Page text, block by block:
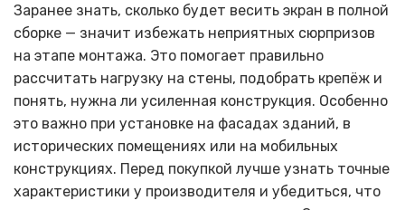
Заранее знать, сколько будет весить экран в полной
сборке — значит избежать неприятных сюрпризов
на этапе монтажа. Это помогает правильно
рассчитать нагрузку на стены, подобрать крепёж и
понять, нужна ли усиленная конструкция. Особенно
это важно при установке на фасадах зданий, в
исторических помещениях или на мобильных
конструкциях. Перед покупкой лучше узнать точные
характеристики у производителя и убедиться, что